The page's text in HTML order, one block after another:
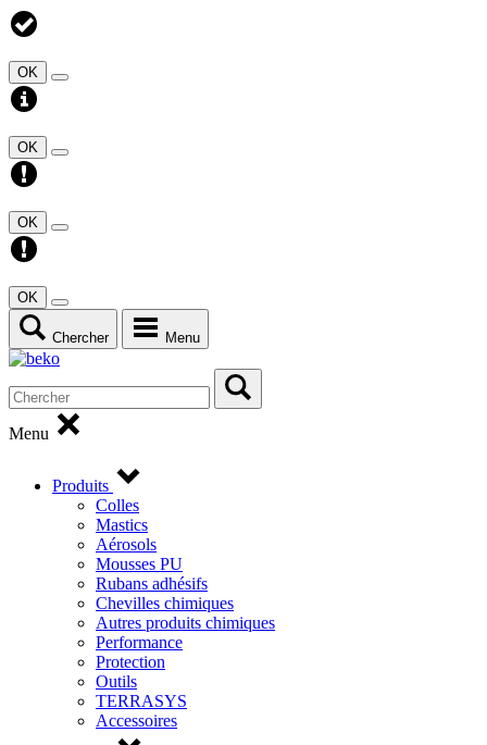
OK
OK
OK
OK
Chercher Menu
Menu
Produits
Colles
Mastics
Aérosols
Mousses PU
Rubans adhésifs
Chevilles chimiques
Autres produits chimiques
Performance
Protection
Outils
TERRASYS
Accessoires